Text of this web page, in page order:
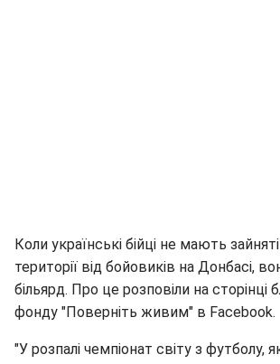
Коли українські бійці не мають
території від бойовиків на Донбасі,
більярд. Про це розповіли на сторінці
фонду "Поверніть живим" в Facebook.
"У розпалі чемпіонат світу з футболу,